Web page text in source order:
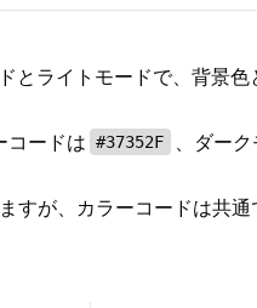
ライトモードで、背景色
コードは #37352F 、ダー
すが、カラーコードは共